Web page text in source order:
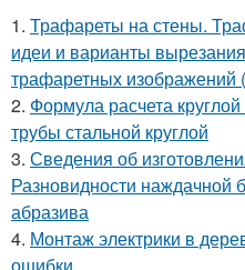
1. Трафареты на стены.
идеи и варианты
трафаретных изображений
2. Формула расчета
трубы стальной круглой
3. Сведения об
Разновидности наждачной
абразива
4. Монтаж электрики в
ошибки